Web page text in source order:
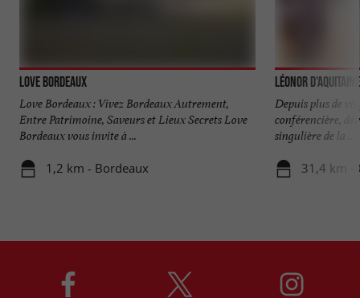
Love Bordeaux
Love Bordeaux : Vivez Bordeaux Autrement,
Entre Patrimoine, Saveurs et Lieux Secrets Love
Bordeaux vous invite à ...
1,2 km - Bordeaux
Léonor d'Aquitaine
Depuis plus de
conférencière,
singulière de la ...
31,4 km -